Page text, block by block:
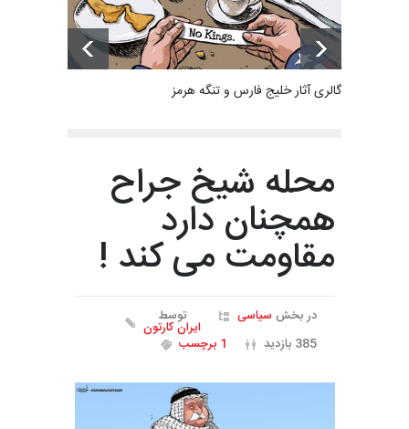
گالری آثار خلیج فارس و تنگه هرمز
محله شیخ جراح
همچنان دارد
مقاومت می کند !
در بخش سیاسی توسط
ایران کارتون
385 بازدید
1 برچسب